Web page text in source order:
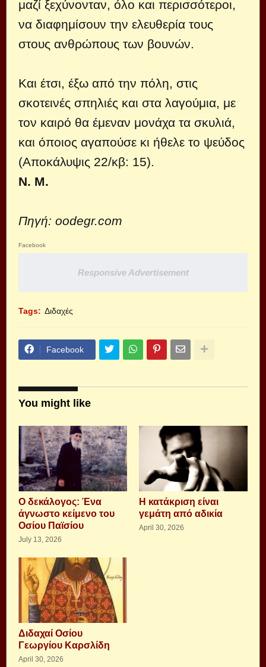
μαζί ξεχύνονταν, όλο και περισσότεροι,
να διαφημίσουν την ελευθερία τους
στους ανθρώπους των βουνών.
Και έτσι, έξω από την πόλη, στις
σκοτεινές σπηλιές και στα λαγούμια, με
τον καιρό θα έμεναν μονάχα τα σκυλιά,
και όποιος αγαπούσε κι ήθελε το ψεύδος
(Αποκάλυψις 22/κβ: 15).
Ν. Μ.
Πηγή: oodegr.com
Facebook
Responsive Advertisement
Tags: Διδαχές
Facebook
You might like
Ο δεκάλογος: Ένα
άγνωστο κείμενο του
Οσίου Παϊσίου
July 13, 2026
Η κατάκριση είναι
γεμάτη από αδικία
April 30, 2026
Διδαχαί Οσίου
Γεωργίου Καρσλίδη
April 30, 2026